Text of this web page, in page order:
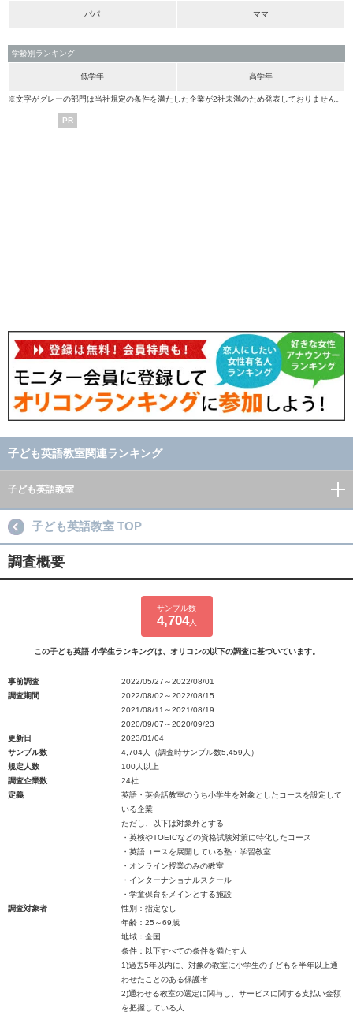
パパ ママ
学齢別ランキング
低学年 高学年
※文字がグレーの部門は当社規定の条件を満たした企業が2社未満のため発表しておりません。
PR
子ども英語教室関連ランキング
子ども英語教室
子ども英語教室 TOP
調査概要
サンプル数
4,704人
この子ども英語 小学生ランキングは、オリコンの以下の調査に基づいています。
事前調査
2022/05/27～2022/08/01
調査期間
2022/08/02～2022/08/15
2021/08/11～2021/08/19
2020/09/07～2020/09/23
更新日
2023/01/04
サンプル数
4,704人（調査時サンプル数5,459人）
規定人数
100人以上
調査企業数
24社
定義
英語・英会話教室のうち小学生を対象としたコースを設定して
いる企業
ただし、以下は対象外とする
・英検やTOEICなどの資格試験対策に特化したコース
・英語コースを展開している塾・学習教室
・オンライン授業のみの教室
・インターナショナルスクール
・学童保育をメインとする施設
調査対象者
性別：指定なし
年齢：25～69歳
地域：全国
条件：以下すべての条件を満たす人
1)過去5年以内に、対象の教室に小学生の子どもを半年以上通
わせたことのある保護者
2)通わせる教室の選定に関与し、サービスに関する支払い金額
を把握している人